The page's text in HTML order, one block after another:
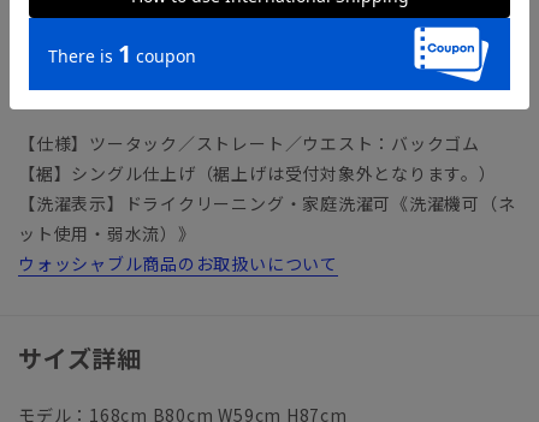
＊セット着用可（ジャケットは別売りとなります。）
【仕様】ツータック／ストレート／ウエスト：バックゴム
【裾】シングル仕上げ（裾上げは受付対象外となります。）
【洗濯表示】ドライクリーニング・家庭洗濯可《洗濯機可（ネ
ット使用・弱水流）》
ウォッシャブル商品のお取扱いについて
サイズ詳細
モデル：168cm B80cm W59cm H87cm